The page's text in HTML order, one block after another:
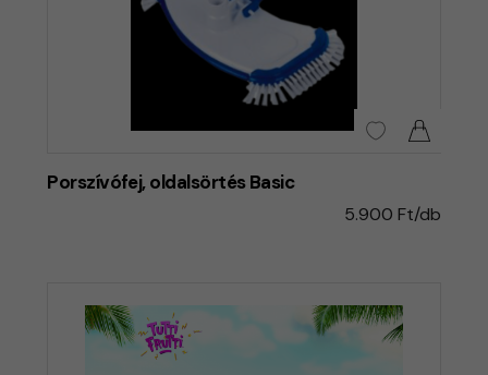
Porszívófej, oldalsörtés Basic
5.900 Ft/db